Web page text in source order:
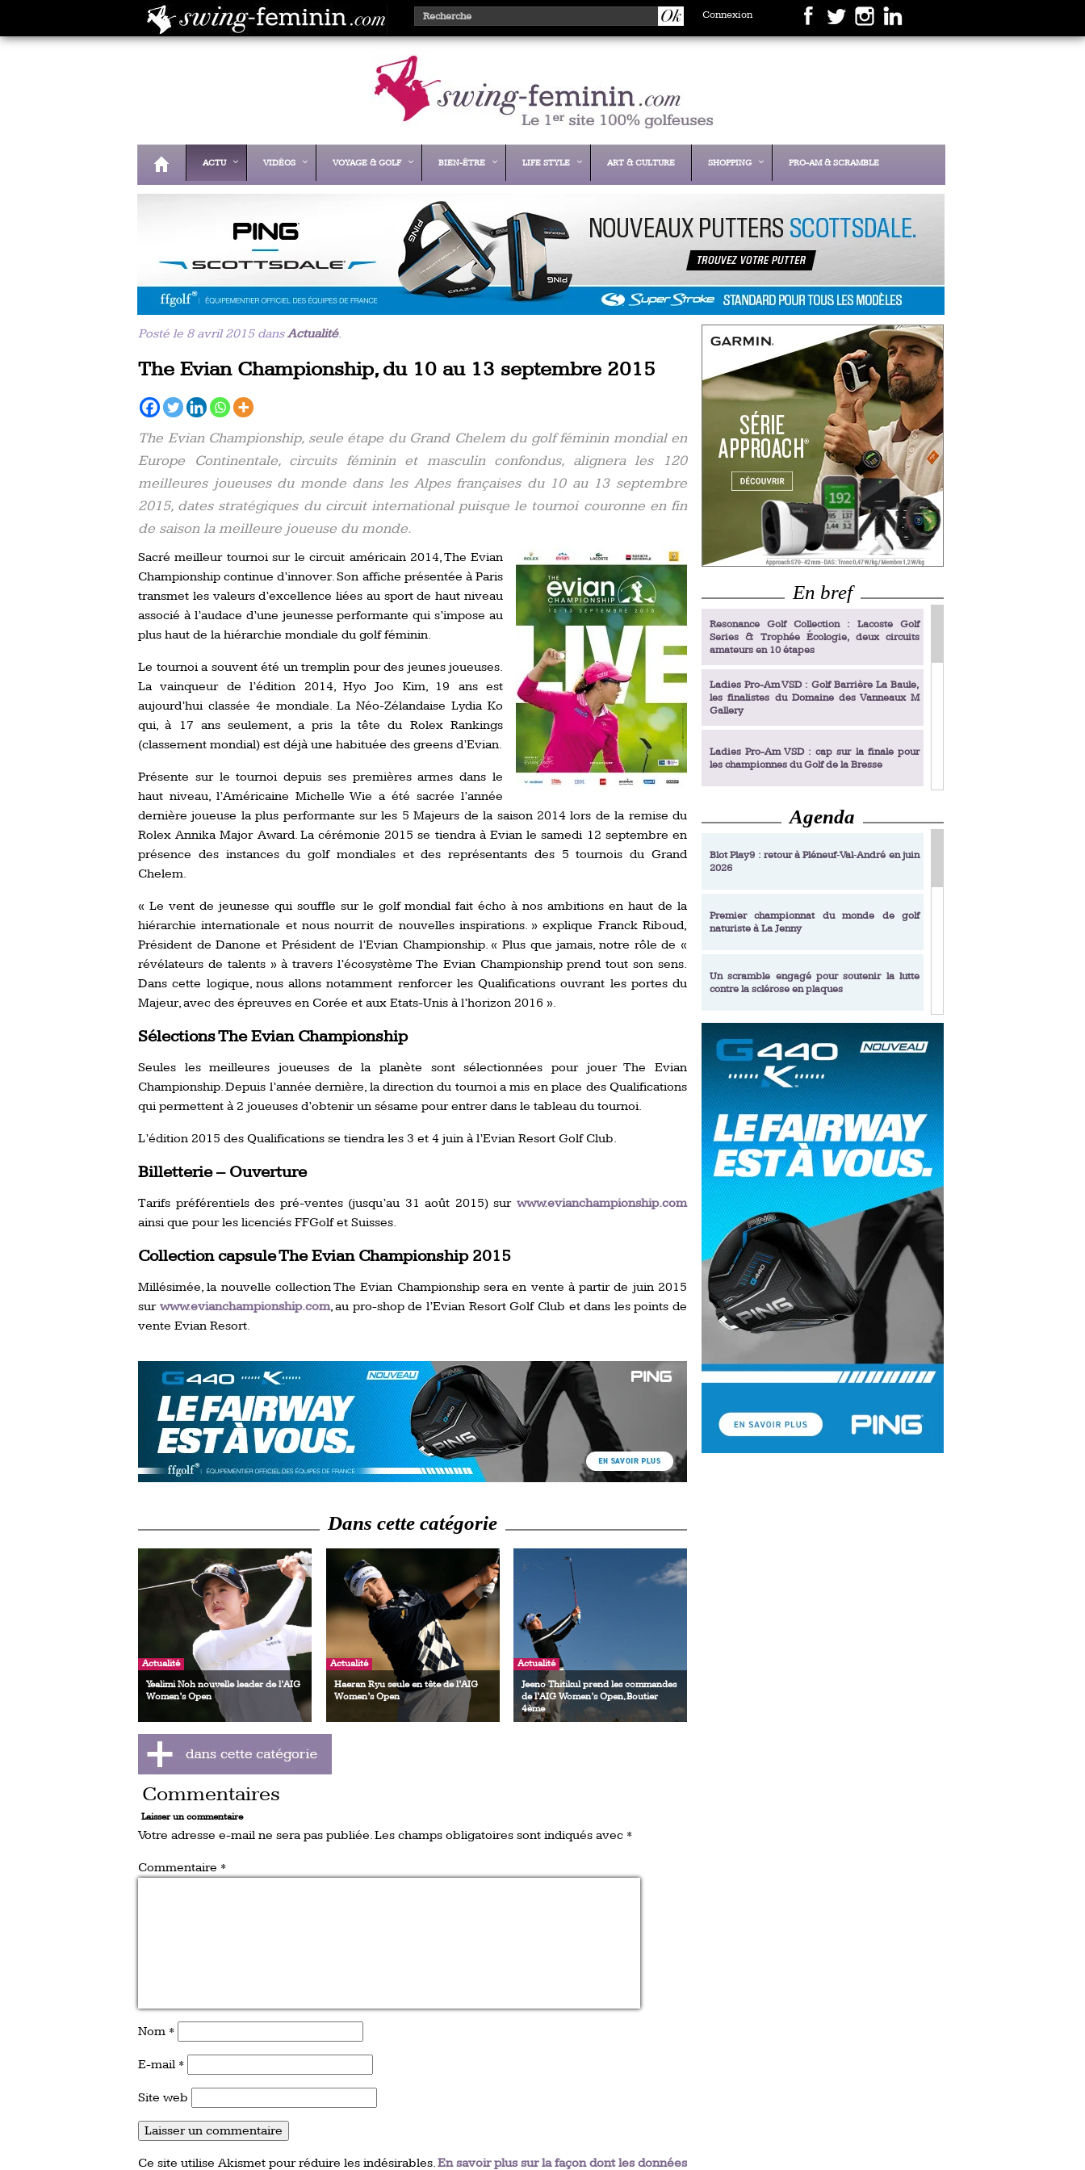
Connexion
ACTU VIDÉOS VOYAGE & GOLF BIEN-ÊTRE LIFE STYLE ART & CULTURE SHOPPING PRO-AM & SCRAMBLE
Posté le 8 avril 2015 dansActualité.
The Evian Championship, du 10 au 13 septembre 2015
The Evian Championship, seule étape du Grand Chelem du golf féminin mondial en
Europe Continentale, circuits féminin et masculin confondus, alignera les 120
meilleures joueuses du monde dans les Alpes françaises du 10 au 13 septembre
2015, dates stratégiques du circuit international puisque le tournoi couronne en fin
de saison la meilleure joueuse du monde.
Sacré meilleur tournoi sur le circuit américain 2014, The Evian
Championship continue d’innover. Son affiche présentée à Paris
transmet les valeurs d’excellence liées au sport de haut niveau
associé à l’audace d’une jeunesse performante qui s’impose au
plus haut de la hiérarchie mondiale du golf féminin.
Le tournoi a souvent été un tremplin pour des jeunes joueuses.
La vainqueur de l’édition 2014, Hyo Joo Kim, 19 ans est
aujourd’hui classée 4e mondiale. La Néo-Zélandaise Lydia Ko
qui, à 17 ans seulement, a pris la tête du Rolex Rankings
(classement mondial) est déjà une habituée des greens d’Evian.
Présente sur le tournoi depuis ses premières armes dans le
haut niveau, l’Américaine Michelle Wie a été sacrée l’année
dernière joueuse la plus performante sur les 5 Majeurs de la saison 2014 lors de la remise du
Rolex Annika Major Award. La cérémonie 2015 se tiendra à Evian le samedi 12 septembre en
présence des instances du golf mondiales et des représentants des 5 tournois du Grand
Chelem.
« Le vent de jeunesse qui souffle sur le golf mondial fait écho à nos ambitions en haut de la
hiérarchie internationale et nous nourrit de nouvelles inspirations. » explique Franck Riboud,
Président de Danone et Président de l’Evian Championship. « Plus que jamais, notre rôle de «
révélateurs de talents » à travers l’écosystème The Evian Championship prend tout son sens.
Dans cette logique, nous allons notamment renforcer les Qualifications ouvrant les portes du
Majeur, avec des épreuves en Corée et aux Etats-Unis à l’horizon 2016 ».
Sélections The Evian Championship
Seules les meilleures joueuses de la planète sont sélectionnées pour jouer The Evian
Championship. Depuis l’année dernière, la direction du tournoi a mis en place des Qualifications
qui permettent à 2 joueuses d’obtenir un sésame pour entrer dans le tableau du tournoi.
L’édition 2015 des Qualifications se tiendra les 3 et 4 juin à l’Evian Resort Golf Club.
Billetterie – Ouverture
Tarifs préférentiels des pré-ventes (jusqu’au 31 août 2015) sur www.evianchampionship.com
ainsi que pour les licenciés FFGolf et Suisses.
Collection capsule The Evian Championship 2015
Millésimée, la nouvelle collection The Evian Championship sera en vente à partir de juin 2015
sur www.evianchampionship.com, au pro-shop de l’Evian Resort Golf Club et dans les points de
vente Evian Resort.
Dans cette catégorie
Actualité
Yealimi Noh nouvelle leader de l’AIG
Women’s Open
Actualité
Haeran Ryu seule en tête de l’AIG
Women’s Open
Actualité
Jeeno Thitikul prend les commandes
de l’AIG Women’s Open, Boutier
4ème
Commentaires
Laisser un commentaire
Votre adresse e-mail ne sera pas publiée.Les champs obligatoires sont indiqués avec *
Commentaire *
Nom *
E-mail *
Site web
Ce site utilise Akismet pour réduire les indésirables.En savoir plus sur la façon dont les données
En bref
Resonance Golf Collection : Lacoste Golf
Series & Trophée Écologie, deux circuits
amateurs en 10 étapes
Ladies Pro-Am VSD : Golf Barrière La Baule,
les finalistes du Domaine des Vanneaux M
Gallery
Ladies Pro-Am VSD : cap sur la finale pour
les championnes du Golf de la Bresse
Ladies Pro-Am VSD : Golf du Prieuré, elles
décrochent leur billet pour la finale
Enfin un livre de golf pensé pour les femmes
Ladies Pro-Am VSD : les premières
Académie Golf Barrière Julien Xanthopoulos,
Amundi Evian Championship, de nouvelles
expériences immersives
Tiger Woods se retire du Genesis Invitational
Evian Resort Golf Club : Saison 2 du
Programme Performance
Agenda
Blot Play9 : retour à Pléneuf‑Val‑André en juin
2026
Premier championnat du monde de golf
naturiste à La Jenny
Un scramble engagé pour soutenir la lutte
contre la sclérose en plaques
Resonance Golf Collection : Lacoste Golf
Series & Trophée Écologie, deux circuits
amateurs en 10 étapes
Royal Air Maroc Golf & Padel Cup : le nouvel
event sport et networking
LPGA Tour 2026 : une saison record pour le
golf féminin
Ladies European Tour 2026 : une saison
historique sur cinq continents
Debout en Bouts prolonge la Fashion Week à
Roland-Garros
Chypre